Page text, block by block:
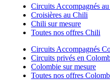
Circuits Accompagnés
Croisières au Chili
Chili sur mesure
Toutes nos offres Chili
Circuits Accompagnés
Circuits privés en
Colombie sur mesure
Toutes nos offres